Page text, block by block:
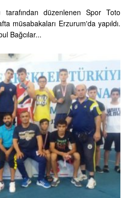
düzenlenen Spor Toto
müsabakaları Erzurum'da yapıldı.
Bağcılar...